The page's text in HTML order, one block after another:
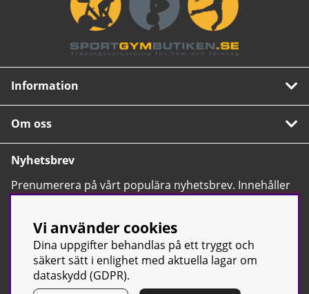
Information
Om oss
Nyhetsbrev
Prenumerera på vårt populära nyhetsbrev. Innehåller
tips, nyheter och våra allra bästa erbjudanden.
Vi använder cookies
Dina uppgifter behandlas på ett tryggt och
säkert sätt i enlighet med aktuella lagar om
dataskydd (GDPR).